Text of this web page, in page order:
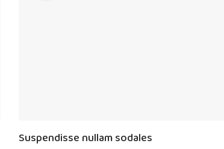
Suspendisse nullam sodales